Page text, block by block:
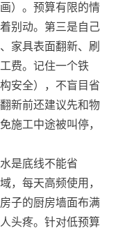
）。预算有限的情
别动。第三是自己
家具表面翻新、刷
费。记住一个铁
安全），不盲目省
新前还建议先和物
施工中途被叫停，
是底线不能省
，每天高频使用，
子的厨房墙面布满
头疼。针对低预算